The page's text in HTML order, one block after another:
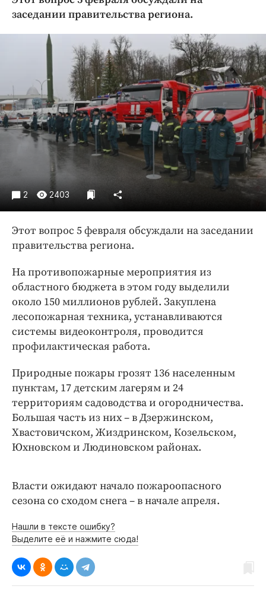
Криминал
Недвижимость и ЖКХ
Образование
Общество
Погода
Праздники
Происшествия
Спорт
Экономика и бизнес
ПРОЕКТЫ
Издания
Медиаперсона
Интересное чтиво
Клиника года
Бренд года
Работодатель года
заседании правительства региона.
2 2403
Этот вопрос 5 февраля обсуждали на заседании
правительства региона.
На противопожарные мероприятия из
областного бюджета в этом году выделили
около 150 миллионов рублей. Закуплена
лесопожарная техника, устанавливаются
системы видеоконтроля, проводится
профилактическая работа.
Природные пожары грозят 136 населенным
пунктам, 17 детским лагерям и 24
территориям садоводства и огородничества.
Большая часть из них – в Дзержинском,
Хвастовичском, Жиздринском, Козельском,
Юхновском и Людиновском районах.
Власти ожидают начало пожароопасного
сезона со сходом снега – в начале апреля.
Нашли в тексте ошибку?
Выделите её и нажмите сюда!